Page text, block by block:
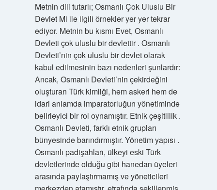
Metnin dili tutarlı; Osmanlı Çok Uluslu Bir
Devlet Mi ile ilgili örnekler yer yer tekrar
ediyor. Metnin bu kısmı Evet, Osmanlı
Devleti çok uluslu bir devlettir . Osmanlı
Devleti’nin çok uluslu bir devlet olarak
kabul edilmesinin bazı nedenleri şunlardır:
Ancak, Osmanlı Devleti’nin çekirdeğini
oluşturan Türk kimliği, hem askeri hem de
idari anlamda imparatorluğun yönetiminde
belirleyici bir rol oynamıştır. Etnik çeşitlilik .
Osmanlı Devleti, farklı etnik grupları
bünyesinde barındırmıştır. Yönetim yapısı .
Osmanlı padişahları, ülkeyi eski Türk
devletlerinde olduğu gibi hanedan üyeleri
arasında paylaştırmamış ve yöneticileri